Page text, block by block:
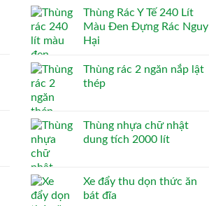
Thùng Rác Y Tế 240 Lít
Màu Đen Đựng Rác Nguy
Hại
Thùng rác 2 ngăn nắp lật
thép
Thùng nhựa chữ nhật
dung tích 2000 lít
Xe đẩy thu dọn thức ăn
bát đĩa